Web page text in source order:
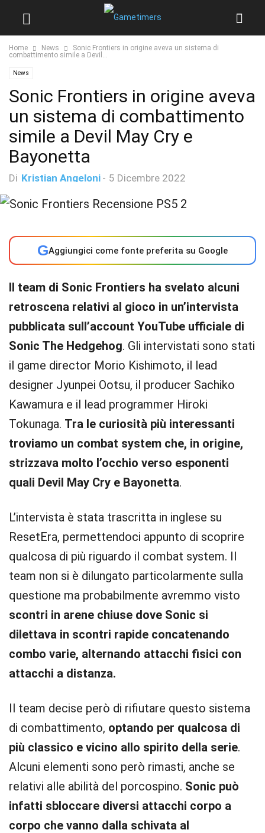
Home News
Sonic Frontiers in origine aveva un sistema di
combattimento simile a Devil...
News
Sonic Frontiers in origine aveva
un sistema di combattimento
simile a Devil May Cry e
Bayonetta
Di Kristian Angeloni - 5 Dicembre 2022
GAggiungici come fonte preferita su Google
Il team di Sonic Frontiers ha svelato alcuni
retroscena relativi al gioco in un’intervista
pubblicata sull’account YouTube ufficiale di
Sonic The Hedgehog. Gli intervistati sono stati
il game director Morio Kishimoto, il lead
designer Jyunpei Ootsu, il producer Sachiko
Kawamura e il lead programmer Hiroki
Tokunaga. Tra le curiosità più interessanti
troviamo un combat system che, in origine,
strizzava molto l’occhio verso esponenti
quali Devil May Cry e Bayonetta.
L’intervista è stata trascritta in inglese su
ResetEra, permettendoci appunto di scoprire
qualcosa di più riguardo il combat system. Il
team non si è dilungato particolarmente sulla
questione ma probabilmente avremmo visto
scontri in arene chiuse dove Sonic si
dilettava in scontri rapide concatenando
combo varie, alternando attacchi fisici con
attacchi a distanza.
Il team decise però di rifiutare questo sistema
di combattimento, optando per qualcosa di
più classico e vicino allo spirito della serie.
Alcuni elementi sono però rimasti, anche se
relativi alle abilità del porcospino. Sonic può
infatti sbloccare diversi attacchi corpo a
corpo che vanno dalla schivata al